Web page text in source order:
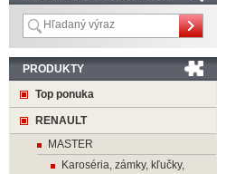
PRODUKTY
Top ponuka
RENAULT
MASTER
Karoséria, zámky, kľučky,